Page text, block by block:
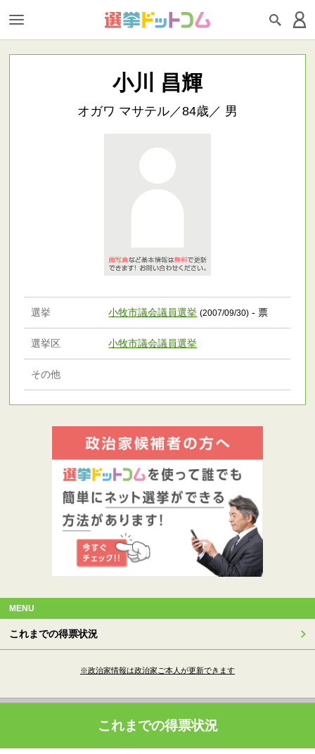
小川 昌輝
オガワ マサテル／84歳／ 男
選挙 小牧市議会議員選挙 (2007/09/30) - 票
選挙区 小牧市議会議員選挙
その他
MENU
これまでの得票状況
※政治家情報は政治家ご本人が更新できます
これまでの得票状況